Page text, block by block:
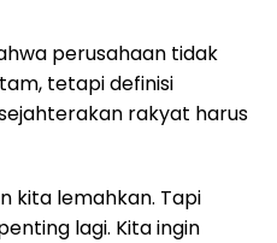
perusahaan tidak
tetapi definisi
rakyat harus
kita lemahkan. Tapi
lagi. Kita ingin